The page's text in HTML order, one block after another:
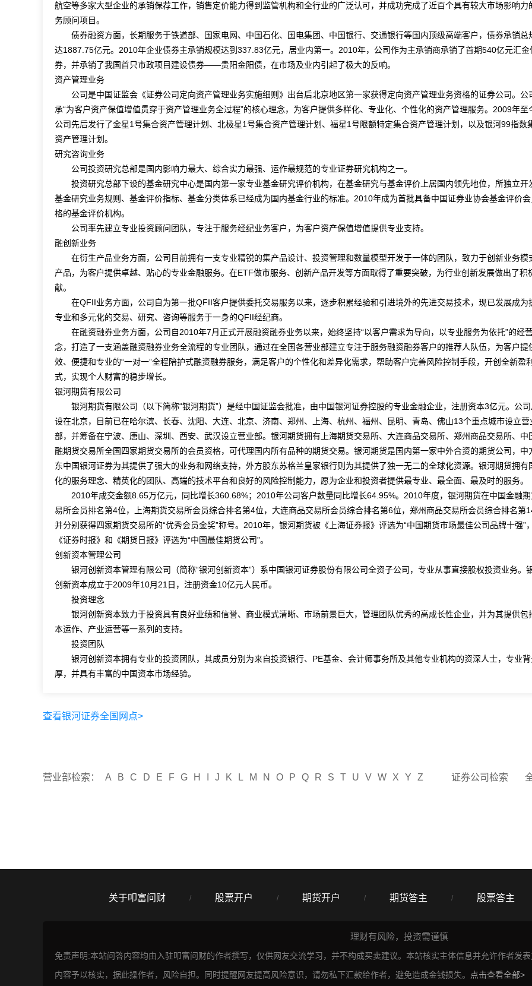
航空等多家大型企业的承销保荐工作，销售定价能力得到监管机构和全行业的广泛认可，并成功完成了近百个具有较大市场影响力
务顾问项目。
债券融资方面，长期服务于铁道部、国家电网、中国石化、国电集团、中国银行、交通银行等国内顶级高端客户，债券承销总
达1887.75亿元。2010年企业债券主承销规模达到337.83亿元，居业内第一。2010年，公司作为主承销商承销了首期540亿元汇金
券，并承销了我国首只市政项目建设债券——贵阳金阳债，在市场及业内引起了极大的反响。
资产管理业务
公司是中国证监会《证券公司定向资产管理业务实施细则》出台后北京地区第一家获得定向资产管理业务资格的证券公司。公
承“为客户资产保值增值贯穿于资产管理业务全过程”的核心理念，为客户提供多样化、专业化、个性化的资产管理服务。2009年至
公司先后发行了金星1号集合资产管理计划、北极星1号集合资产管理计划、福星1号限额特定集合资产管理计划，以及银河99指数
资产管理计划。
研究咨询业务
公司投资研究总部是国内影响力最大、综合实力最强、运作最规范的专业证券研究机构之一。
投资研究总部下设的基金研究中心是国内第一家专业基金研究评价机构，在基金研究与基金评价上居国内领先地位，所独立开
基金研究业务规则、基金评价指标、基金分类体系已经成为国内基金行业的标准。2010年成为首批具备中国证券业协会基金评价会
格的基金评价机构。
公司率先建立专业投资顾问团队，专注于服务经纪业务客户，为客户资产保值增值提供专业支持。
融创新业务
在衍生产品业务方面，公司目前拥有一支专业精锐的集产品设计、投资管理和数量模型开发于一体的团队，致力于创新业务模
产品，为客户提供卓越、贴心的专业金融服务。在ETF做市服务、创新产品开发等方面取得了重要突破，为行业创新发展做出了积
献。
在QFII业务方面，公司自为第一批QFII客户提供委托交易服务以来，逐步积累经验和引进境外的先进交易技术，现已发展成为
专业和多元化的交易、研究、咨询等服务于一身的QFII经纪商。
在融资融券业务方面，公司自2010年7月正式开展融资融券业务以来，始终坚持“以客户需求为导向，以专业服务为依托”的经
念，打造了一支涵盖融资融券业务全流程的专业团队，通过在全国各营业部建立专注于服务融资融券客户的推荐人队伍，为客户提
效、便捷和专业的“一对一”全程陪护式融资融券服务，满足客户的个性化和差异化需求，帮助客户完善风险控制手段，开创全新盈
式，实现个人财富的稳步增长。
银河期货有限公司
银河期货有限公司（以下简称“银河期货”）是经中国证监会批准，由中国银河证券控股的专业金融企业，注册资本3亿元。公
设在北京，目前已在哈尔滨、长春、沈阳、大连、北京、济南、郑州、上海、杭州、福州、昆明、青岛、佛山13个重点城市设立营
部，并筹备在宁波、唐山、深圳、西安、武汉设立营业部。银河期货拥有上海期货交易所、大连商品交易所、郑州商品交易所、中
融期货交易所全国四家期货交易所的会员资格，可代理国内所有品种的期货交易。银河期货是国内第一家中外合资的期货公司，中
东中国银河证券为其提供了强大的业务和网络支持，外方股东苏格兰皇家银行则为其提供了独一无二的全球化资源。银河期货拥有
化的服务理念、精英化的团队、高端的技术平台和良好的风险控制能力，愿为企业和投资者提供最专业、最全面、最及时的服务。
2010年成交金额8.65万亿元，同比增长360.68%；2010年公司客户数量同比增长64.95%。2010年度，银河期货在中国金融期
易所会员排名第4位，上海期货交易所会员综合排名第4位，大连商品交易所会员综合排名第6位，郑州商品交易所会员综合排名第
并分别获得四家期货交易所的“优秀会员金奖”称号。2010年，银河期货被《上海证券报》评选为“中国期货市场最佳公司品牌十强”
《证券时报》和《期货日报》评选为“中国最佳期货公司”。
创新资本管理公司
银河创新资本管理有限公司（简称“银河创新资本”）系中国银河证券股份有限公司全资子公司，专业从事直接股权投资业务。
创新资本成立于2009年10月21日，注册资金10亿元人民币。
投资理念
银河创新资本致力于投资具有良好业绩和信誉、商业模式清晰、市场前景巨大，管理团队优秀的高成长性企业，并为其提供包
本运作、产业运营等一系列的支持。
投资团队
银河创新资本拥有专业的投资团队，其成员分别为来自投资银行、PE基金、会计师事务所及其他专业机构的资深人士，专业背
厚，并具有丰富的中国资本市场经验。
查看银河证券全国网点>
营业部检索： A B C D E F G H J K L M N O P Q R S T U V W X Y Z 证券公司检索
关于叩富问财 / 股票开户 / 期货开户 / 期货答主 / 股票答主
理财有风险，投资需谨慎
免责声明:本站问答内容均由入驻叩富问财的作者撰写，仅供网友交流学习，并不构成买卖建议。本站核实主体信息并允许作者发
内容予以核实，据此操作者，风险自担。同时提醒网友提高风险意识，请勿私下汇款给作者，避免造成金钱损失。
点击查看全部>